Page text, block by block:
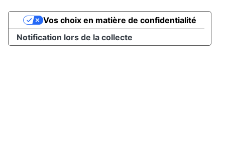
Notification lors de la collecte
Vos choix en matière de confidentialité